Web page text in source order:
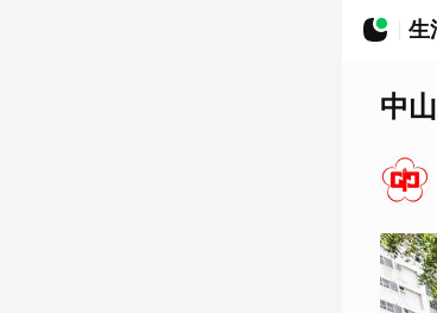
生
中